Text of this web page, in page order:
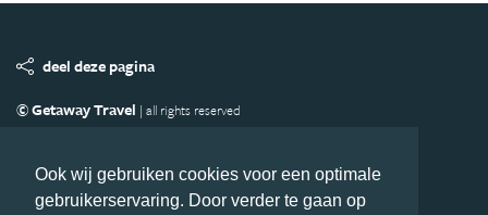
Ook wij gebruiken cookies voor een optimale
gebruikerservaring. Door verder te gaan op
deel deze pagina
© Getaway Travel | all rights reserved
Copyright
Privacy statement Disclaimer
Cookies
Volg Azie.nl